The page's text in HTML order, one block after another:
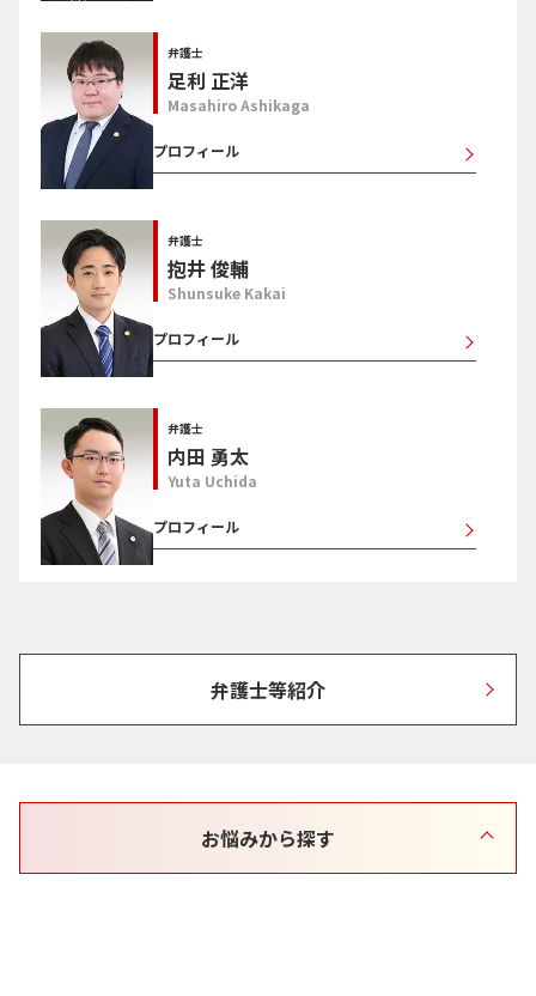
弁護士
足利 正洋
Masahiro Ashikaga
プロフィール
弁護士
抱井 俊輔
Shunsuke Kakai
プロフィール
弁護士
内田 勇太
Yuta Uchida
プロフィール
弁護士等紹介
お悩みから探す